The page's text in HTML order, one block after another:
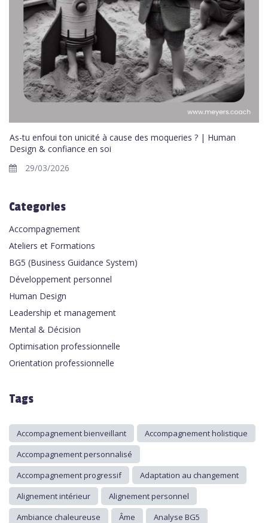
As-tu enfoui ton unicité à cause des moqueries ? | Human
Design & confiance en soi
29/03/2026
Categories
Accompagnement
Ateliers et Formations
BG5 (Business Guidance System)
Développement personnel
Human Design
Leadership et management
Mental & Décision
Optimisation professionnelle
Orientation professionnelle
Tags
Accompagnement bienveillant
Accompagnement holistique
Accompagnement personnalisé
Accompagnement progressif
Adaptation au changement
Alignement intérieur
Alignement personnel
Ambiance chaleureuse
Âme
Analyse BG5